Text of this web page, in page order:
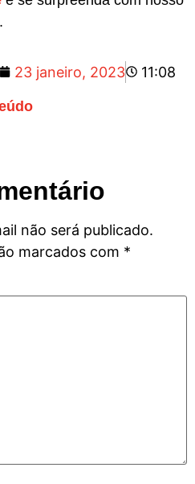
23 janeiro, 2023 11:08
não será publicado.
marcados com *